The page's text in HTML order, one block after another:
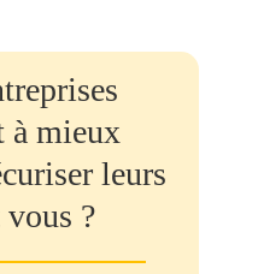
à mieux
leurs
?